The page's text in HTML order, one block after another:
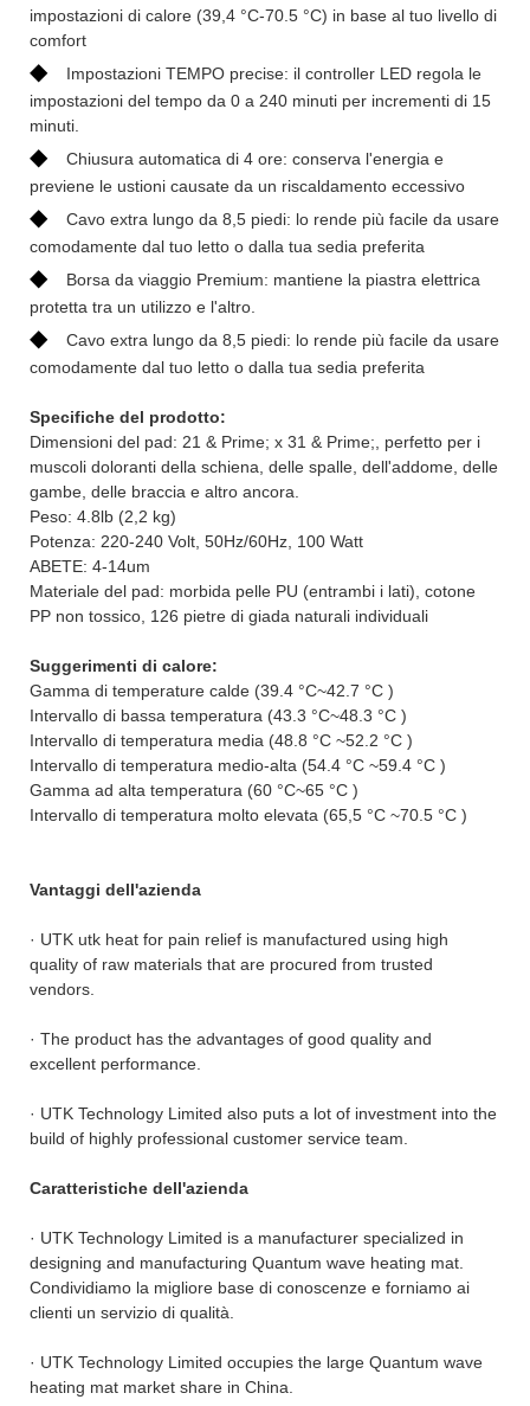
impostazioni di calore (39,4 °C-70.5 °C) in base al tuo livello di
comfort
◆
Impostazioni TEMPO precise: il controller LED regola le
impostazioni del tempo da 0 a 240 minuti per incrementi di 15
minuti.
◆
Chiusura automatica di 4 ore: conserva l'energia e
previene le ustioni causate da un riscaldamento eccessivo
◆
Cavo extra lungo da 8,5 piedi: lo rende più facile da usare
comodamente dal tuo letto o dalla tua sedia preferita
◆
Borsa da viaggio Premium: mantiene la piastra elettrica
protetta tra un utilizzo e l'altro.
◆
Cavo extra lungo da 8,5 piedi: lo rende più facile da usare
comodamente dal tuo letto o dalla tua sedia preferita
Specifiche del prodotto:
Dimensioni del pad: 21 & Prime; x 31 & Prime;, perfetto per i
muscoli doloranti della schiena, delle spalle, dell'addome, delle
gambe, delle braccia e altro ancora.
Peso: 4.8lb (2,2 kg)
Potenza: 220-240 Volt, 50Hz/60Hz, 100 Watt
ABETE: 4-14um
Materiale del pad: morbida pelle PU (entrambi i lati), cotone
PP non tossico, 126 pietre di giada naturali individuali
Suggerimenti di calore:
Gamma di temperature calde (39.4 °C~42.7 °C )
Intervallo di bassa temperatura (43.3 °C~48.3 °C )
Intervallo di temperatura media (48.8 °C ~52.2 °C )
Intervallo di temperatura medio-alta (54.4 °C ~59.4 °C )
Gamma ad alta temperatura (60 °C~65 °C )
Intervallo di temperatura molto elevata (65,5 °C ~70.5 °C )
Vantaggi dell'azienda
· UTK utk heat for pain relief is manufactured using high
quality of raw materials that are procured from trusted
vendors.
· The product has the advantages of good quality and
excellent performance.
· UTK Technology Limited also puts a lot of investment into the
build of highly professional customer service team.
Caratteristiche dell'azienda
· UTK Technology Limited is a manufacturer specialized in
designing and manufacturing Quantum wave heating mat.
Condividiamo la migliore base di conoscenze e forniamo ai
clienti un servizio di qualità.
· UTK Technology Limited occupies the large Quantum wave
heating mat market share in China.